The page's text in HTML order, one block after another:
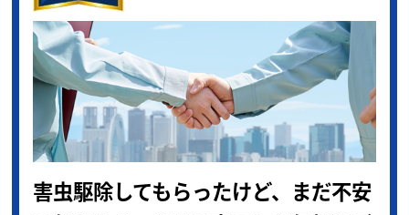
害虫駆除してもらったけど、まだ不安